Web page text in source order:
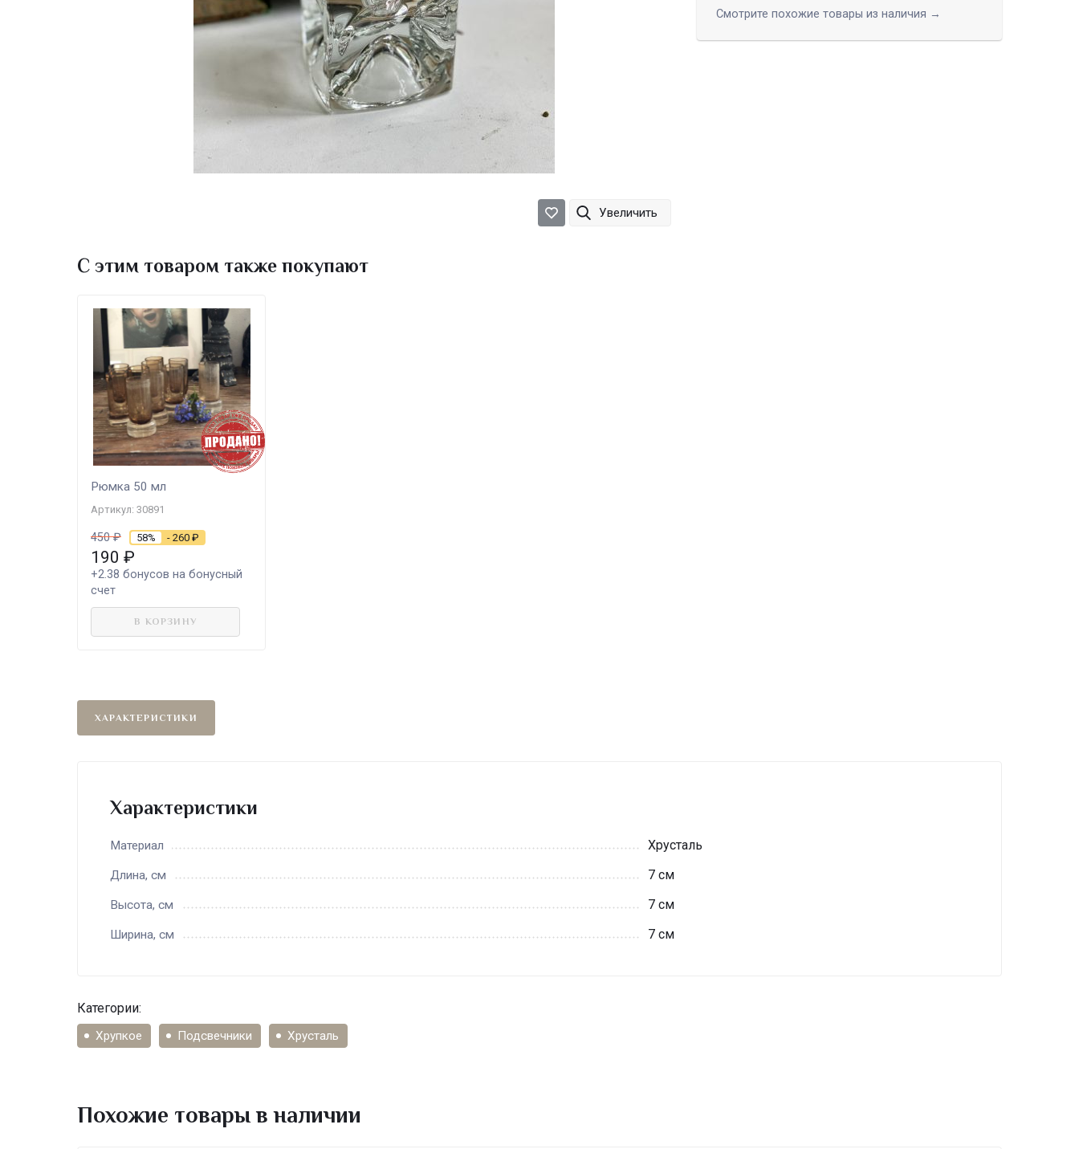
Увеличить
С этим товаром также покупают
Рюмка 50 мл
Артикул: 30891
450₽ 58% - 260 ₽
190 ₽
+2.38 бонусов на бонусный
счет
В КОРЗИНУ
Смотрите похожие товары из наличия →
ХАРАКТЕРИСТИКИ
Характеристики
Материал Хрусталь
Длина, см 7 см
Высота, см 7 см
Ширина, см 7 см
Категории:
Хрупкое Подсвечники Хрусталь
Похожие товары в наличии